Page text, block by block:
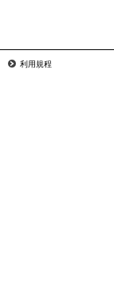
利用規程